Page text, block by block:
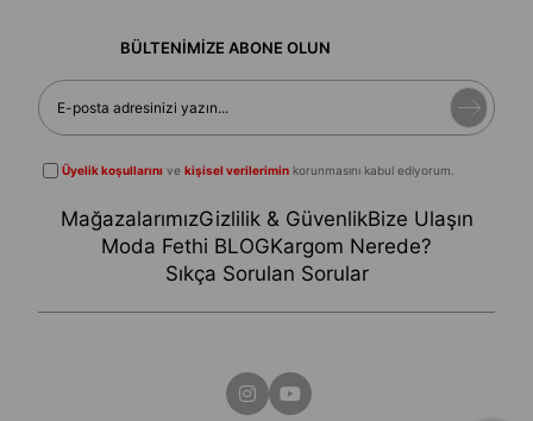
BÜLTENİMİZE ABONE OLUN
Üyelik koşullarını vekişisel verilerimin korunmasını kabul ediyorum.
MağazalarımızGizlilik & GüvenlikBize Ulaşın
Moda Fethi BLOGKargom Nerede?
Sıkça Sorulan Sorular